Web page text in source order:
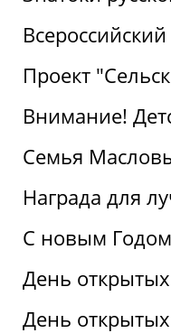
Проект
Внимание!
Семья
Награда для
С новым
День
День